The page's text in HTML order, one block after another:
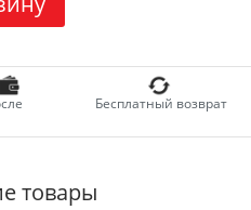
Бесплатный возврат
товары